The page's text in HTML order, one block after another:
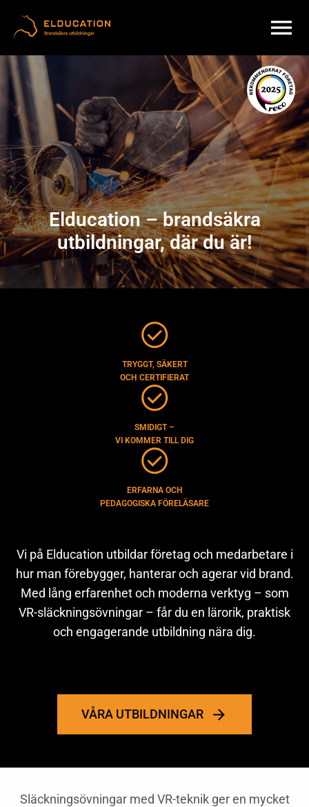
Elducation – brandsäkra
utbildningar, där du är!
TRYGGT, SÄKERT
OCH CERTIFIERAT
SMIDIGT –
VI KOMMER TILL DIG
ERFARNA OCH
PEDAGOGISKA FÖRELÄSARE
Vi på Elducation utbildar företag och medarbetare i
hur man förebygger, hanterar och agerar vid brand.
Med lång erfarenhet och moderna verktyg – som
VR-släckningsövningar – får du en lärorik, praktisk
och engagerande utbildning nära dig.
VÅRA UTBILDNINGAR
Släckningsövningar med VR-teknik ger en mycket